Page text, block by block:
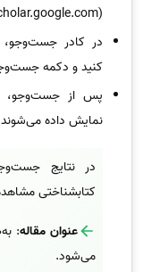
(https://scholar.google.com).
در کادر جست‌وجو،
کنید و دکمه
پس از جست‌وجو،
نمایش داده
در نتایج
کتابشناختی
عنوان مقاله:
می‌شود.